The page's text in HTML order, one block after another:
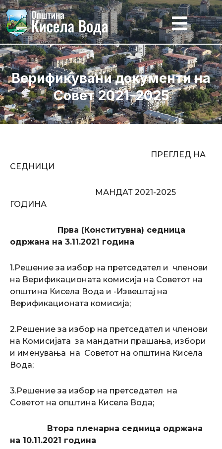
Skip
to
content
Верификувани документи на
Совет 2021-2025
ПРЕГЛЕД НА
СЕДНИЦИ
МАНДАТ 2021-2025
ГОДИНА
Прва (Конститувна) седница
одржана на 3.11.2021 година
1.Решение за избор на претседател и членови
на Верификационата комисија на Советот на
општина Кисела Вода и -Извештај на
Верификационата комисија;
2.Решение за избор на претседател и членови
на Комисијата за мандатни прашања, избори
и именувања на Советот на општина Кисела
Вода;
3.Решение за избор на претседател на
Советот на општина Кисела Вода;
Втора пленарна седница одржана
на 10.11.2021 година